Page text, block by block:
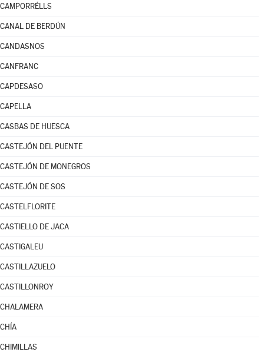
CAMPORRÉLLS
CANAL DE BERDÚN
CANDASNOS
CANFRANC
CAPDESASO
CAPELLA
CASBAS DE HUESCA
CASTEJÓN DEL PUENTE
CASTEJÓN DE MONEGROS
CASTEJÓN DE SOS
CASTELFLORITE
CASTIELLO DE JACA
CASTIGALEU
CASTILLAZUELO
CASTILLONROY
CHALAMERA
CHÍA
CHIMILLAS